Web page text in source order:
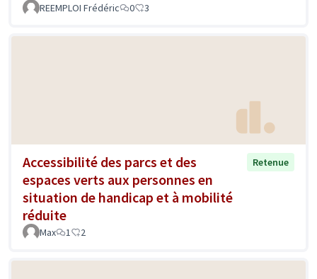
REEMPLOI Frédéric 0 3
Accessibilité des parcs et des
espaces verts aux personnes en
situation de handicap et à mobilité
réduite
Retenue
Max 1 2